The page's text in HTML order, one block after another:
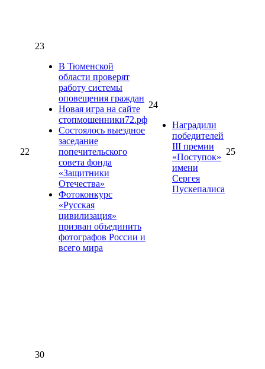
22
23
В Тюменской
области проверят
работу системы
оповещения граждан
Новая игра на сайте
стопмошенники72.рф
Состоялось выездное
заседание
попечительского
совета фонда
«Защитники
Отечества»
Фотоконкурс
«Русская
цивилизация»
призван объединить
фотографов России и
всего мира
24
Наградили
победителей
III премии
«Поступок»
имени
Сергея
Пускепалиса
25
30